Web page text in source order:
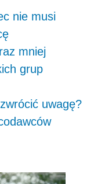
nie musi
mniej
grup
uwagę?